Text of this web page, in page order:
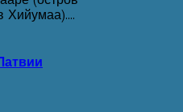
Хийумаа)....